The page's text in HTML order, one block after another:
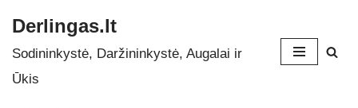
Skip
to
Derlingas.lt
Sodininkystė, Daržininkystė, Augalai ir
Ūkis